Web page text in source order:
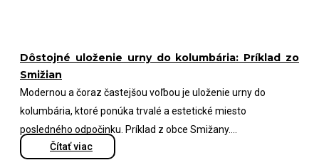
Dôstojné uloženie urny do kolumbária: Príklad zo
Smižian
Modernou a čoraz častejšou voľbou je uloženie urny do
kolumbária, ktoré ponúka trvalé a estetické miesto
posledného odpočinku. Príklad z obce Smižany....
Čítať viac